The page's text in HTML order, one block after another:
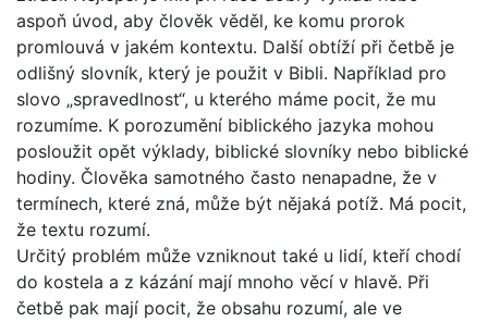
aspoň úvod, aby člověk věděl, ke komu prorok
promlouvá v jakém kontextu. Další obtíží při četbě je
odlišný slovník, který je použit v Bibli. Například pro
slovo „spravedlnost“, u kterého máme pocit, že mu
rozumíme. K porozumění biblického jazyka mohou
posloužit opět výklady, biblické slovníky nebo biblické
hodiny. Člověka samotného často nenapadne, že v
termínech, které zná, může být nějaká potíž. Má pocit,
že textu rozumí.
Určitý problém může vzniknout také u lidí, kteří chodí
do kos­tela a z kázání mají mnoho věcí v hlavě. Při
četbě pak mají pocit, že obsahu rozumí, ale ve